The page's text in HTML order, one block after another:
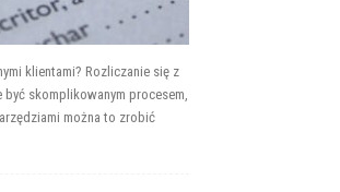
klientami? Rozliczanie się z
być skomplikowanym procesem,
można to zrobić